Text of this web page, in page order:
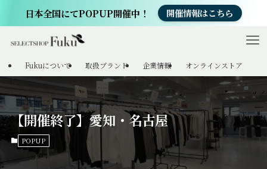
日本全国にてPOPUP開催中！ 開催情報はこちら
Fukuについて 取扱ブランド 企業情報 オンラインストア
【開催終了】愛知・名古屋
POPUP